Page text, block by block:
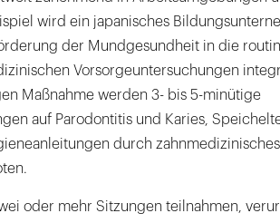
wird ein japanisches
der Mundgesundheit in die
Vorsorgeuntersuchungen
Maßnahme werden 3- bis 5-minütige
auf Parodontitis und Karies,
durch zahnmedizinisches
oder mehr Sitzungen teilnahmen,